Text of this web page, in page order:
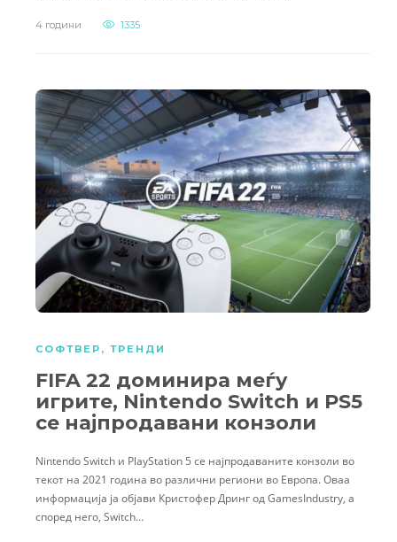
4 години 1335
СОФТВЕР , ТРЕНДИ
FIFA 22 доминира меѓу
игрите, Nintendo Switch и PS5
се најпродавани конзоли
Nintendo Switch и PlayStation 5 се најпродаваните конзоли во
текот на 2021 година во различни региони во Европа. Оваа
информација ја објави Кристофер Дринг од GamesIndustry, а
според него, Switch…